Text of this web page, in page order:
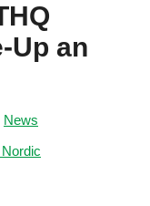
Up an
News